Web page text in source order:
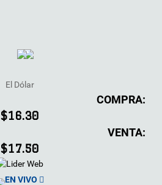
El Dólar
COMPRA:
$16.30
VENTA:
$17.50
EN VIVO